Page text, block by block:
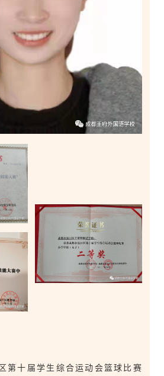
第十届学生综合运动会篮球比赛